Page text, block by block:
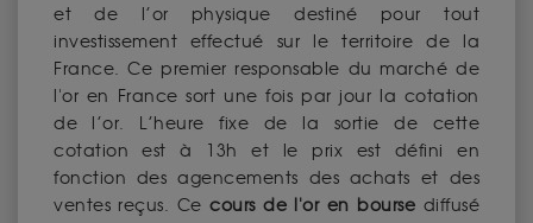
et de l’or physique destiné pour tout
investissement effectué sur le territoire de la
France. Ce premier responsable du marché de
l'or en France sort une fois par jour la cotation
de l’or. L’heure fixe de la sortie de cette
cotation est à 13h et le prix est défini en
fonction des agencements des achats et des
ventes reçus. Cecours de l'or en bourse diffusé